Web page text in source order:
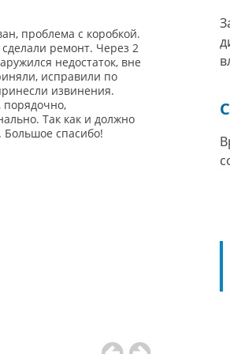
НАС
Владимир
Добрый
заводилась!
предоставил
потом
отдельное
понимание!
вопросов!